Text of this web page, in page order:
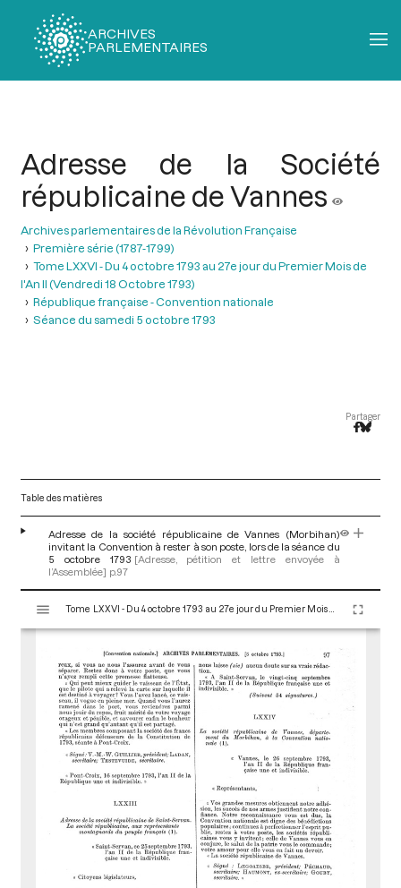
ARCHIVES
PARLEMENTAIRES
Adresse de la Société
républicaine de Vannes
Archives parlementaires de la Révolution Française
Première série (1787-1799)
Tome LXXVI - Du 4 octobre 1793 au 27e jour du Premier Mois de
l'An II (Vendredi 18 Octobre 1793)
République française - Convention nationale
Séance du samedi 5 octobre 1793
Partager
Table des matières
Adresse de la société républicaine de Vannes (Morbihan)
invitant la Convention à rester à son poste, lors de la séance du
5 octobre 1793 [Adresse, pétition et lettre envoyée à
l’Assemblée] p.97
s